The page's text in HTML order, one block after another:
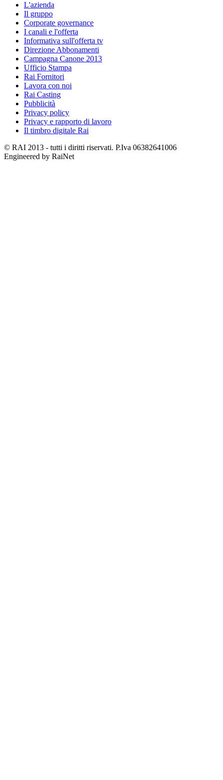
L'azienda
Il gruppo
Corporate governance
I canali e l'offerta
Informativa sull'offerta tv
Direzione Abbonamenti
Campagna Canone 2013
Ufficio Stampa
Rai Fornitori
Lavora con noi
Rai Casting
Pubblicità
Privacy policy
Privacy e rapporto di lavoro
Il timbro digitale Rai
© RAI 2013 - tutti i diritti riservati. P.Iva 06382641006
Engineered by RaiNet